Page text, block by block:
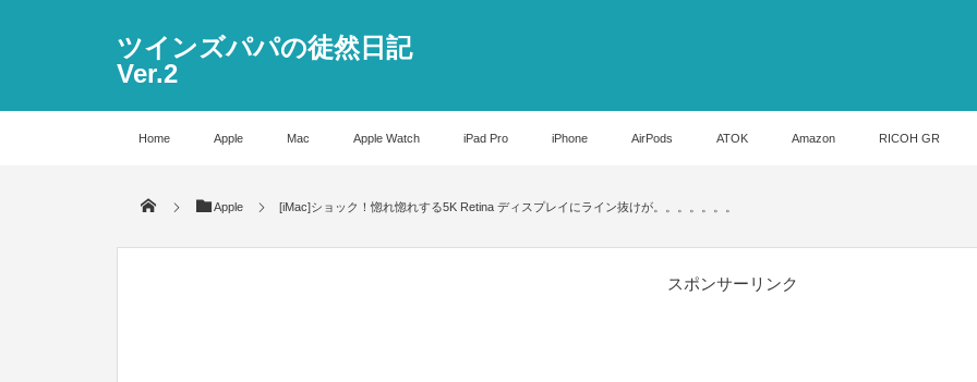
ツインズパパの徒然日記
Ver.2
Home Apple Mac Apple Watch iPad Pro iPhone AirPods ATOK Amazon RICOH GR
Apple [iMac]ショック！惚れ惚れする5K Retina ディスプレイにライン抜けが。。。。。。。
スポンサーリンク